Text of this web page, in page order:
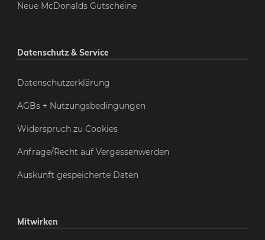
Neue McDonalds Gutscheine
Datenschutz & Service
Datenschutzerklärung
AGBs + Nutzungsbedingungen
Widerspruch zu Cookies
Anfrage/Recht auf Vergessenwerden
Auskunft gespeicherte Daten
Mitwirken